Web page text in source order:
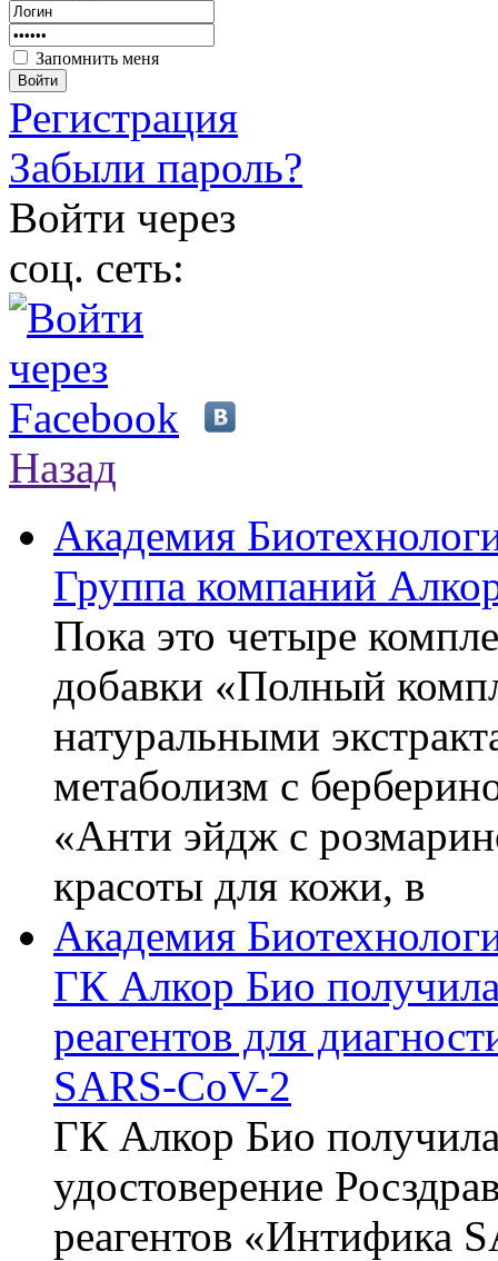
Запомнить меня
Войти
Регистрация
Забыли пароль?
Войти через
соц. сеть:
Назад
Академия
Группа компаний
Пока это четыре
добавки «Полный
натуральными
метаболизм с
«Анти эйдж с
красоты для кожи, в
Академия
ГК Алкор Био
реагентов для
SARS-CoV-2
ГК Алкор Био
удостоверение
реагентов «Интифика